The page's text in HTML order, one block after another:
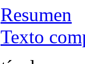
Resumen
Texto